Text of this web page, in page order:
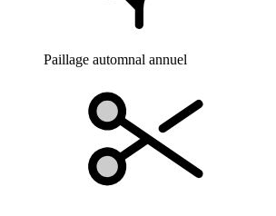
Paillage automnal annuel